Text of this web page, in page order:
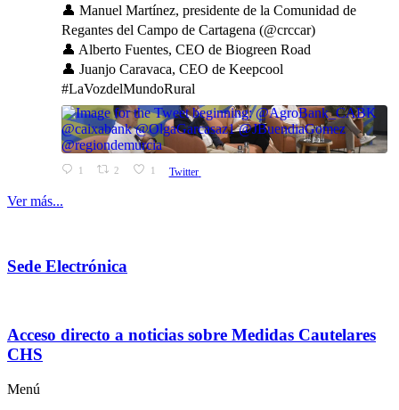
👤 Manuel Martínez, presidente de la Comunidad de
Regantes del Campo de Cartagena (@crccar)
👤 Alberto Fuentes, CEO de Biogreen Road
👤 Juanjo Caravaca, CEO de Keepcool
#LaVozdelMundoRural
1 2 1 Twitter
Ver más...
Sede Electrónica
Acceso directo a noticias sobre Medidas Cautelares
CHS
Menú